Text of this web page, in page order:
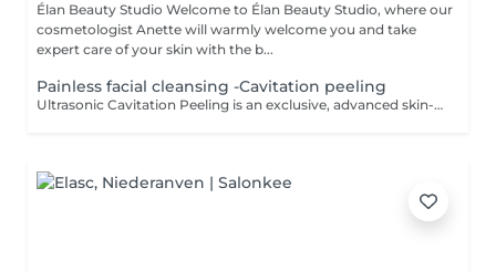
Élan Beauty Studio Welcome to Élan Beauty Studio, where our
cosmetologist Anette will warmly welcome you and take
expert care of your skin with the b...
Painless facial cleansing -Cavitation peeling
Ultrasonic Cavitation Peeling is an exclusive, advanced skin-cleansing ritual that combines cutting-edge ultrasound technology with exceptionally gentle, luxury care. The treatment delivers deep purification, instant freshness, and a visible improvement in skin quality all without irritation or downtime. Using the phenomenon of ultrasonic cavitation, microscopic air bubbles effectively remove dead skin cells, excess sebum, and impurities from the skin's surface. The result is a complexion that feels silky-smooth, perfectly cleansed, and naturally radiant. At the same time, the treatment stimulates microcirculation and supports the skin's natural regenerative processes. The Luxury Effect on Your Skin deeply cleansed, fresh, and luminous skin smoother, more refined skin texture reduced appearance of pores diminished blackheads and congestion improved firmness and elasticity enhanced absorption of active ingredients Indications skin in need of deep yet gentle cleansing sensitive and couperose-prone skin oily, combination, and problematic skin excess sebum and environmental impurities dull complexion and loss of radiance preparation of the skin for advanced skincare treatments Contraindications pregnancy pacemaker or metal implants cancer or active oncological conditions active skin inflammation or infection epilepsy recent skin damage or open wounds thrombosis The treatment is painless, comfortable, and deeply relaxing, making it an ideal luxury event-ready facial or a refined addition to an exclusive skincare program. For optimal and long-lasting results, a personalized treatment series is recommended.